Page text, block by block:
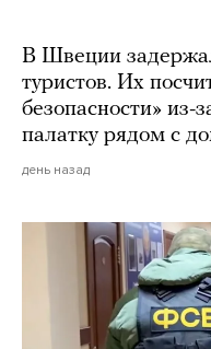
В Швеции
туристов. Их
безопасности» из-
палатку рядом с
день назад